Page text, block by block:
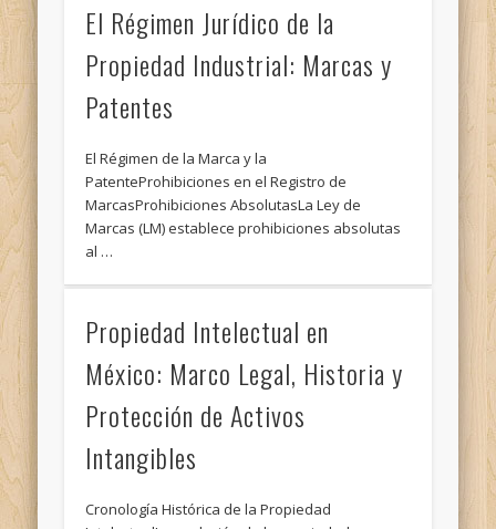
El Régimen Jurídico de la
Propiedad Industrial: Marcas y
Patentes
El Régimen de la Marca y la
PatenteProhibiciones en el Registro de
MarcasProhibiciones AbsolutasLa Ley de
Marcas (LM) establece prohibiciones absolutas
al …
Propiedad Intelectual en
México: Marco Legal, Historia y
Protección de Activos
Intangibles
Cronología Histórica de la Propiedad